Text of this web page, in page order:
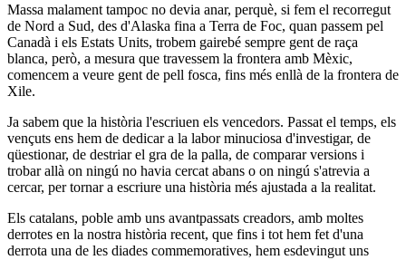
Massa malament tampoc no devia anar, perquè, si fem el recorregut
de Nord a Sud, des d'Alaska fina a Terra de Foc, quan passem pel
Canadà i els Estats Units, trobem gairebé sempre gent de raça
blanca, però, a mesura que travessem la frontera amb Mèxic,
comencem a veure gent de pell fosca, fins més enllà de la frontera de
Xile.
Ja sabem que la història l'escriuen els vencedors. Passat el temps, els
vençuts ens hem de dedicar a la labor minuciosa d'investigar, de
qüestionar, de destriar el gra de la palla, de comparar versions i
trobar allà on ningú no havia cercat abans o on ningú s'atrevia a
cercar, per tornar a escriure una història més ajustada a la realitat.
Els catalans, poble amb uns avantpassats creadors, amb moltes
derrotes en la nostra història recent, que fins i tot hem fet d'una
derrota una de les diades commemoratives, hem esdevingut uns